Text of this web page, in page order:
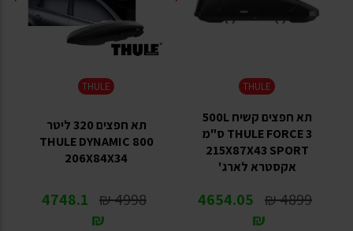
THULE
תא חפצים קשיח 500L
THULE FORCE 3 ס"מ
215X87X43 SPORT
אקסטרא לארג'
4899 ₪
4654.05
₪
THULE
תא חפצים 320 ליטר
THULE DYNAMIC 800
206X84X34
4998 ₪
4748.1
₪